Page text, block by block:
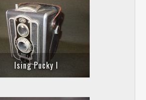
Ising Pucky I